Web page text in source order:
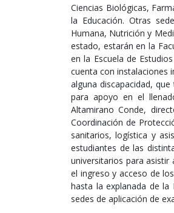
Ciencias Biológicas,
la Educación. Otras
Humana, Nutrición y
estado, estarán en la
en la Escuela de
cuenta con instalaciones
alguna discapacidad,
para apoyo en el
Altamirano Conde,
Coordinación de
sanitarios, logística y
estudiantes de las
universitarios para
el ingreso y acceso de
hasta la explanada de la
sedes de aplicación de